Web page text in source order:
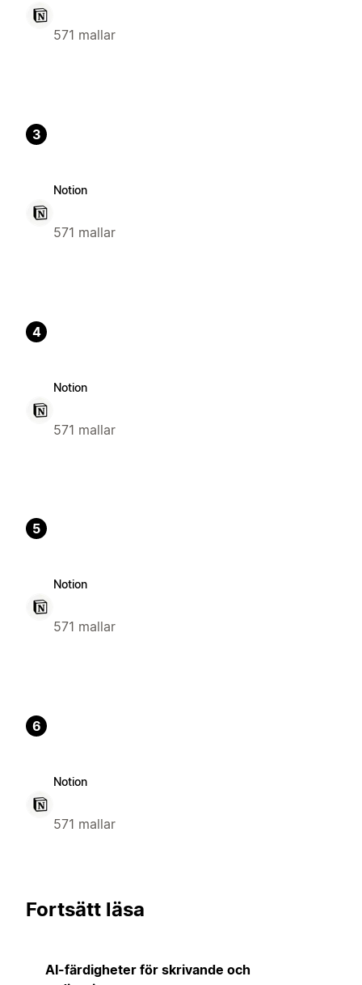
571 mallar
3
Notion
571 mallar
4
Notion
571 mallar
5
Notion
571 mallar
6
Notion
571 mallar
Fortsätt läsa
AI-färdigheter för skrivande och